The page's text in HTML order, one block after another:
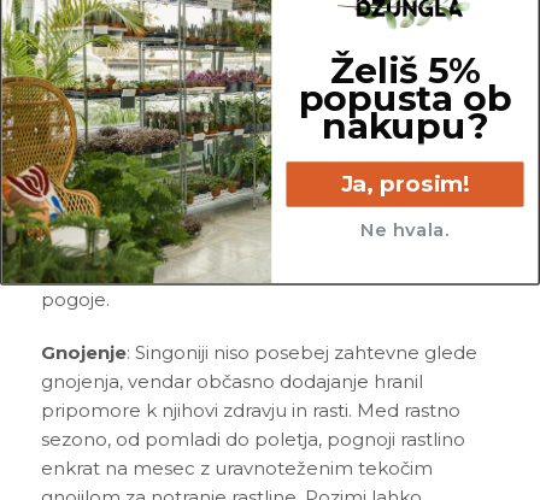
Izogibaj se ekstremnim temperaturnim
spremembam, saj lahko nizke temperature pod
10°C povzročijo težave z rastjo. Prav tako se
izogibaj hladnim prepihom in nenadnim
spremembam temperature, saj lahko to vpliva na
zdravje rastline. Singonij najbolje uspeva v vlažnih
pogojih, zato je priporočljivo, da v času ogrevanja,
ko zrak postane bolj suh, uporabimo vlažilec
zraka. Dodaten vlaga lahko pomaga preprečiti
suhost listov in zagotavlja optimalne rastne
pogoje.
Gnojenje: Singoniji niso posebej zahtevne glede
gnojenja, vendar občasno dodajanje hranil
pripomore k njihovi zdravju in rasti. Med rastno
sezono, od pomladi do poletja, pognoji rastlino
enkrat na mesec z uravnoteženim tekočim
Želiš 5%
popusta ob
nakupu?
Ja, prosim!
Ne hvala.